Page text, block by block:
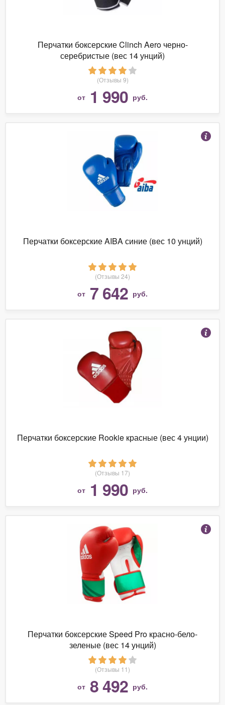
Перчатки боксерские Clinch Aero черно-
серебристые (вес 14 унций)
(Отзывы 9)
от 1 990 руб.
Перчатки боксерские AIBA синие (вес 10 унций)
(Отзывы 24)
от 7 642 руб.
Перчатки боксерские Rookie красные (вес 4 унции)
(Отзывы 17)
от 1 990 руб.
Перчатки боксерские Speed Pro красно-бело-
зеленые (вес 14 унций)
(Отзывы 11)
от 8 492 руб.